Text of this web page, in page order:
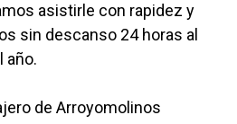
asistirle con rapidez y
sin descanso 24 horas al
año.
de Arroyomolinos